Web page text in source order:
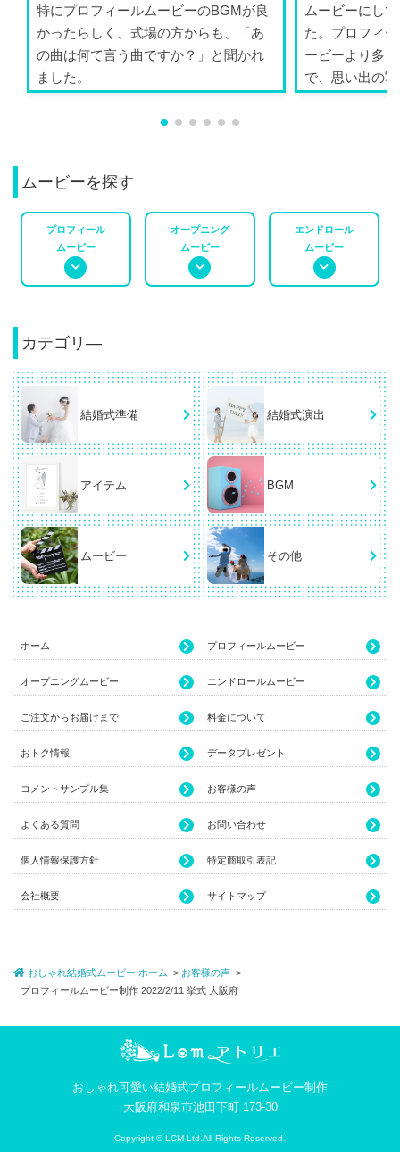
特にプロフィールムービーのBGMが良
かったらしく、式場の方からも、「あ
の曲は何て言う曲ですか？」と聞かれ
ました。
ムービーにし
た。プロフィ
ービーより多
で、思い出の
ムービーを探す
プロフィール
ムービー
オープニング
ムービー
エンドロール
ムービー
カテゴリ―
結婚式準備 結婚式演出
アイテム BGM
ムービー その他
ホーム プロフィールムービー
オープニングムービー エンドロールムービー
ご注文からお届けまで 料金について
おトク情報 データプレゼント
コメントサンプル集 お客様の声
よくある質問 お問い合わせ
個人情報保護方針 特定商取引表記
会社概要 サイトマップ
おしゃれ結婚式ムービー|ホーム
お客様の声
プロフィールムービー制作 2022/2/11 挙式 大阪府
おしゃれ可愛い結婚式プロフィールムービー制作
大阪府和泉市池田下町 173-30
Copyright © LCM Ltd.All Rights Reserved.